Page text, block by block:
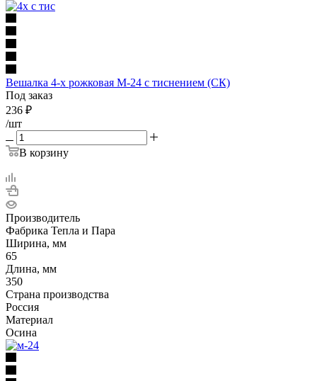
Вешалка 4-х рожковая М-24 с тиснением (СК)
Под заказ
236 ₽
/шт
В корзину
Производитель
Фабрика Тепла и Пара
Ширина, мм
65
Длина, мм
350
Страна производства
Россия
Материал
Осина